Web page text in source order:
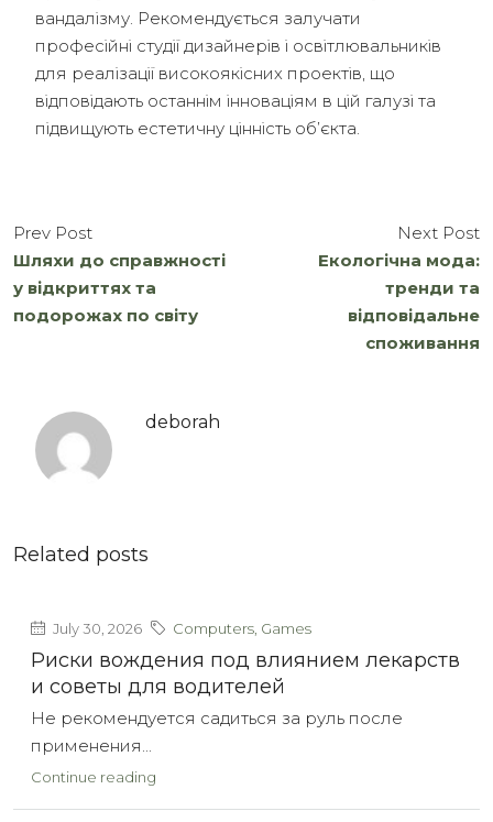
вандалізму. Рекомендується залучати
професійні студії дизайнерів і освітлювальників
для реалізації високоякісних проектів, що
відповідають останнім інноваціям в цій галузі та
підвищують естетичну цінність об’єкта.
Prev Post
Шляхи до справжності
у відкриттях та
подорожах по світу
Next Post
Екологічна мода:
тренди та
відповідальне
споживання
deborah
Related posts
July 30, 2026 Computers, Games
Риски вождения под влиянием лекарств
и советы для водителей
Не рекомендуется садиться за руль после
применения...
Continue reading